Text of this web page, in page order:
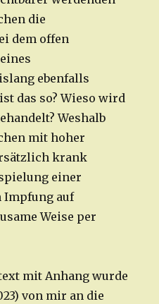
die
dem offen
ebenfalls
das so? Wieso wird
Weshalb
mit hoher
krank
einer
Impfung auf
Weise per
mit Anhang wurde
von mir an die